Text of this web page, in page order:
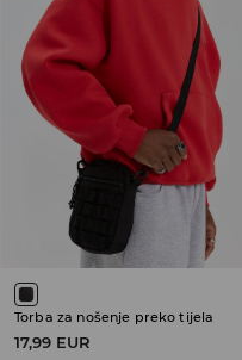
Torba za nošenje preko tijela
17,99 EUR